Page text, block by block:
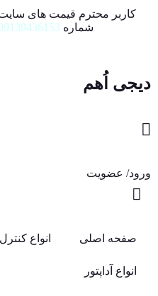
کاربر محترم قیمت های
شماره
دیجی اُهم
ورود/ عضویت
صفحه اصلی انواع کنترل
انواع آداپتور